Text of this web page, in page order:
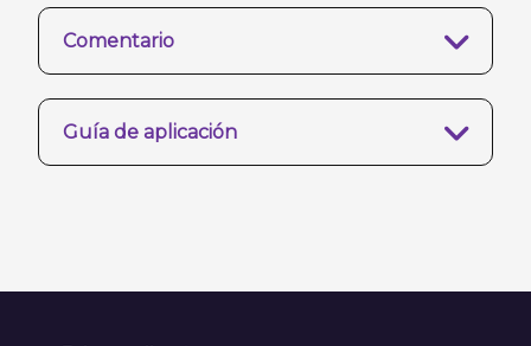
Comentario
Guía de aplicación